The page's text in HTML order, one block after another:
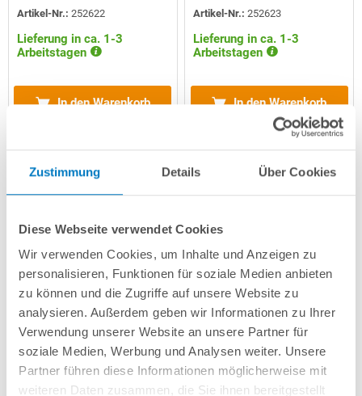
Zustimmung Details Über Cookies
Diese Webseite verwendet Cookies
Wir verwenden Cookies, um Inhalte und Anzeigen zu
personalisieren, Funktionen für soziale Medien anbieten
zu können und die Zugriffe auf unsere Website zu
analysieren. Außerdem geben wir Informationen zu Ihrer
Verwendung unserer Website an unsere Partner für
soziale Medien, Werbung und Analysen weiter. Unsere
Partner führen diese Informationen möglicherweise mit
weiteren Daten zusammen, die Sie ihnen bereitgestellt
Artikel-Nr.:252622
Lieferung in ca. 1-3
Arbeitstagen
In den Warenkorb
Artikel-Nr.:252623
Lieferung in ca. 1-3
Arbeitstagen
In den Warenkorb
Filterkorb für Telsa 50 Ladekabel für Telsa 50